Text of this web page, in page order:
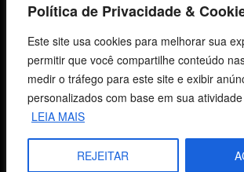
Política de Privacidade &
Este site usa cookies para melhorar sua
permitir que você compartilhe conteúdo
medir o tráfego para este site e exibir
personalizados com base em sua
LEIA MAIS
REJEITAR
Minha conta
Carrinho
Lista de Desejos
Termos e Condições
Centro de Estudos Bíblicos